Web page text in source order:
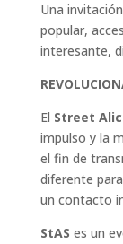
Una
popular,
interesante,
El Street
impulso y la
el fin de
diferente
un contacto
StAS es un